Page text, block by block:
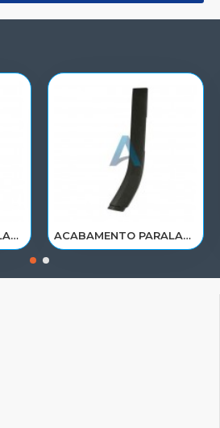
ACABAMENTO PARALAMA CABINE SCANIA NTG P/G/R/S LE PARTE TRAS 2297995 ACABAMENTO PARALAMA CABINE SCANIA NTG P/G/R/S LD PARTE TRAS 2297996